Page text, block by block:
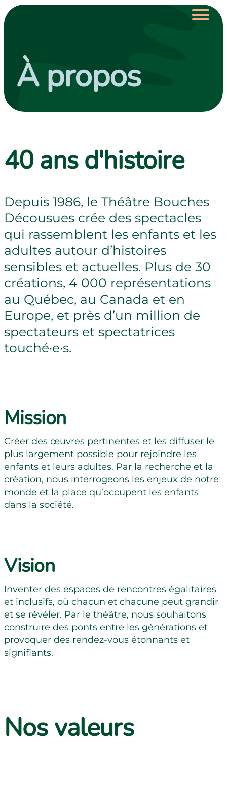
Sauter au menu principal
Sauter au contenu principal
Sauter au pied de page
Spectacles
Calendrier
À propos
Nous joindre
Nous soutenir
À propos
40 ans d'histoire
Depuis 1986, le Théâtre Bouches
Décousues crée des spectacles
qui rassemblent les enfants et les
adultes autour d’histoires
sensibles et actuelles. Plus de 30
créations, 4 000 représentations
au Québec, au Canada et en
Europe, et près d’un million de
spectateurs et spectatrices
touché·e·s.
Mission
Créer des œuvres pertinentes et les diffuser le
plus largement possible pour rejoindre les
enfants et leurs adultes. Par la recherche et la
création, nous interrogeons les enjeux de notre
monde et la place qu’occupent les enfants
dans la société.
Vision
Inventer des espaces de rencontres égalitaires
et inclusifs, où chacun et chacune peut grandir
et se révéler. Par le théâtre, nous souhaitons
construire des ponts entre les générations et
provoquer des rendez-vous étonnants et
signifiants.
Nos valeurs